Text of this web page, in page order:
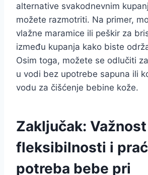
alternative svakodnevnim
možete razmotriti. Na primer,
vlažne maramice ili peškir za
između kupanja kako biste
Osim toga, možete se odlučiti
u vodi bez upotrebe sapuna ili
vodu za čišćenje bebine kože.
Zaključak: Važnost
fleksibilnosti i
potreba bebe pri